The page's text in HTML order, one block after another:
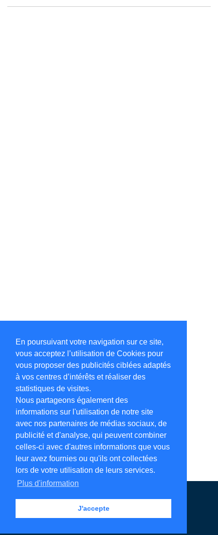
En poursuivant votre navigation sur ce site,
vous acceptez l’utilisation de Cookies pour
vous proposer des publicités ciblées adaptés
à vos centres d’intérêts et réaliser des
statistiques de visites.
Nous partageons également des
informations sur l'utilisation de notre site
avec nos partenaires de médias sociaux, de
publicité et d'analyse, qui peuvent combiner
celles-ci avec d'autres informations que vous
leur avez fournies ou qu'ils ont collectées
lors de votre utilisation de leurs services.
Plus d'information
J'accepte
Annuaire en ligne Légales Contact
Ajouter votre adresse